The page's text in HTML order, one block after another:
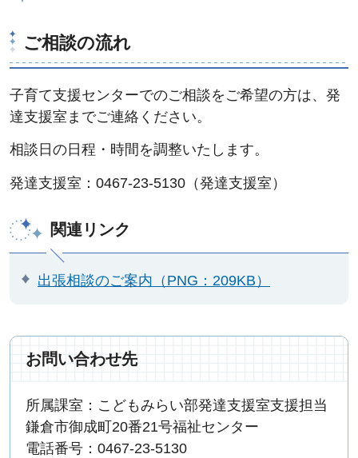
ご相談の流れ
子育て支援センターでのご相談をご希望の方は、発
達支援室までご連絡ください。
相談日の日程・時間を調整いたします。
発達支援室：0467-23-5130（発達支援室）
関連リンク
出張相談のご案内（PNG：209KB）
お問い合わせ先
所属課室：こどもみらい部発達支援室支援担当
鎌倉市御成町20番21号福祉センター
電話番号：0467-23-5130